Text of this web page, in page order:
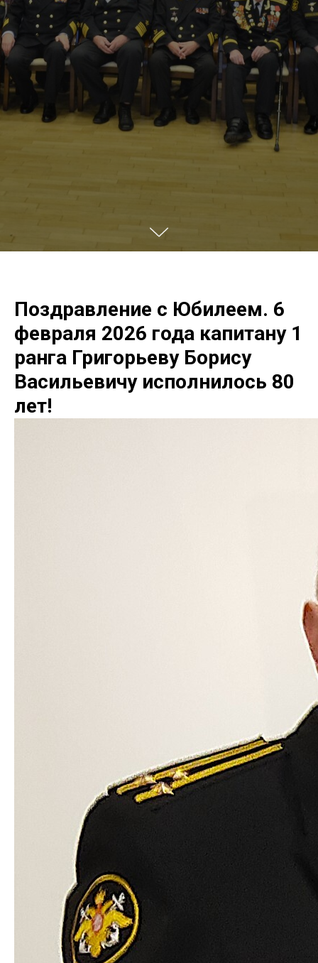
Поздравление с Юбилеем. 6
февраля 2026 года капитану 1
ранга Григорьеву Борису
Васильевичу исполнилось 80
лет!